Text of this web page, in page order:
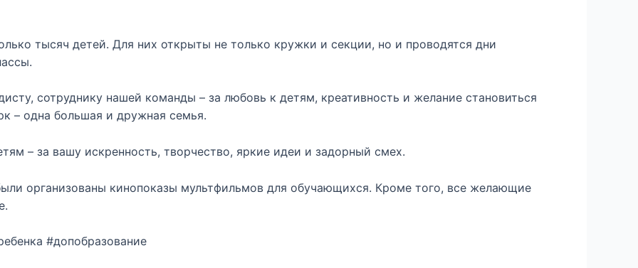
тысяч детей. Для них открыты не только кружки и секции, но и проводятся дни
сотруднику нашей команды – за любовь к детям, креативность и желание становиться
– одна большая и дружная семья.
– за вашу искренность, творчество, яркие идеи и задорный смех.
организованы кинопоказы мультфильмов для обучающихся. Кроме того, все желающие
#допобразование